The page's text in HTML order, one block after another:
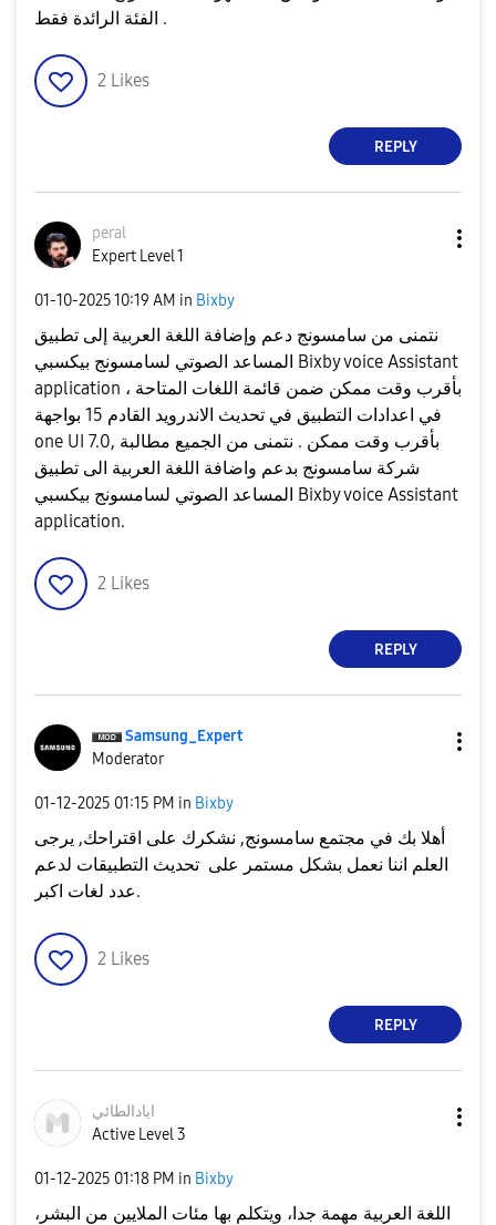
الفئة الرائدة فقط .
2 Likes
REPLY
peral
Expert Level 1
‎01-10-202510:19 AM in Bixby
نتمنى من سامسونج دعم وإضافة اللغة العربية إلى تطبيق
المساعد الصوتي لسامسونج بيكسبي Bixby voice Assistant
application ، بأقرب وقت ممكن ضمن قائمة اللغات المتاحة
في اعدادات التطبيق في تحديث الاندرويد القادم 15 بواجهة
one UI 7.0, بأقرب وقت ممكن . نتمنى من الجميع مطالبة
شركة سامسونج بدعم واضافة اللغة العربية الى تطبيق
المساعد الصوتي لسامسونج بيكسبي Bixby voice Assistant
application.
2 Likes
REPLY
Samsung_Expert
Moderator
‎01-12-2025 01:15 PM in Bixby
أهلا بك في مجتمع سامسونج, نشكرك على اقتراحك, يرجى
العلم اننا نعمل بشكل مستمر على تحديث التطبيقات لدعم
عدد لغات اكبر.
2 Likes
REPLY
ايادالطائي
Active Level 3
‎01-12-2025 01:18 PM in Bixby
اللغة العربية مهمة جدا، ويتكلم بها مئات الملايين من البشر،